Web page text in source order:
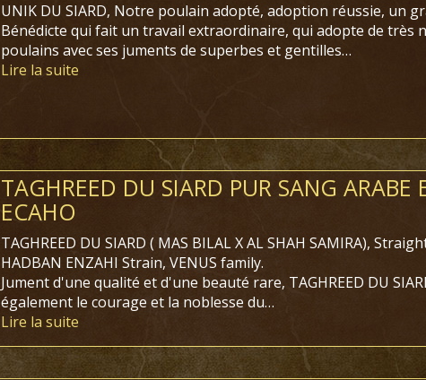
UNIK DU SIARD, Notre poulain adopté, adoption réussie, un
Bénédicte qui fait un travail extraordinaire, qui adopte de très
poulains avec ses juments de superbes et gentilles…
Lire la suite
TAGHREED DU SIARD PUR SANG ARABE
ECAHO
TAGHREED DU SIARD ( MAS BILAL X AL SHAH SAMIRA),
HADBAN ENZAHI Strain, VENUS family.
Jument d'une qualité et d'une beauté rare, TAGHREED DU
également le courage et la noblesse du…
Lire la suite